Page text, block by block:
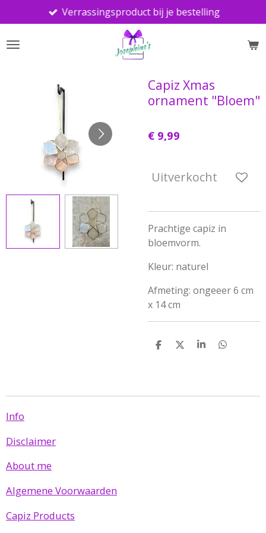
direct
naar
Verrassingsproduct bij je bestelling
Capiz Xmas
ornament "Bloem"
€ 9,99
Uitverkocht
Prachtige capiz in
bloemvorm.
Kleur: naturel
Afmeting: ongeeer 6 cm
x 14 cm
D
D
S
D
Info
Disclaimer
About me
Algemene Voorwaarden
Capiz Products